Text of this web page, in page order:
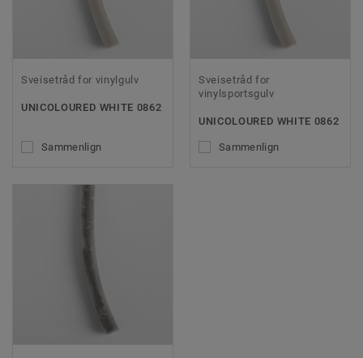
Sveisetråd for vinylgulv
UNICOLOURED WHITE 0862
Sammenlign
Sveisetråd for
vinylsportsgulv
UNICOLOURED WHITE 0862
Sammenlign